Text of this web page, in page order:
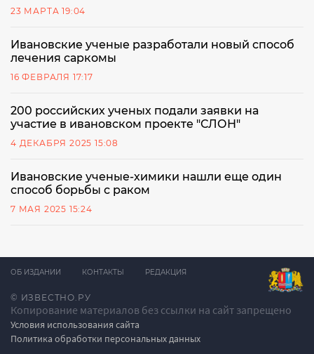
23 МАРТА 19:04
Ивановские ученые разработали новый способ
лечения саркомы
16 ФЕВРАЛЯ 17:17
200 российских ученых подали заявки на
участие в ивановском проекте "СЛОН"
4 ДЕКАБРЯ 2025 15:08
Ивановские ученые-химики нашли еще один
способ борьбы с раком
7 МАЯ 2025 15:24
© ИЗВЕСТНО.РУ
Копирование материалов без ссылки на сайт запрещено
Условия использования сайта
Политика обработки персональных данных
ОБ ИЗДАНИИ КОНТАКТЫ РЕДАКЦИЯ